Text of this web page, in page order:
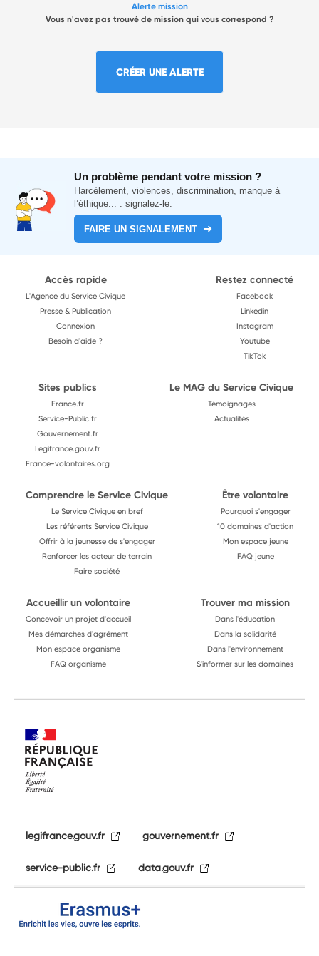
Alerte mission
Vous n'avez pas trouvé de mission qui vous correspond ?
CRÉER UNE ALERTE
Un problème pendant votre mission ?
Harcèlement, violences, discrimination, manque à
l’éthique... : signalez-le.
FAIRE UN SIGNALEMENT
Accès rapide
L'Agence du Service Civique
Presse & Publication
Connexion
Besoin d'aide ?
Restez connecté
Facebook
Linkedin
Instagram
Youtube
TikTok
Sites publics
France.fr
Service-Public.fr
Gouvernement.fr
Legifrance.gouv.fr
France-volontaires.org
Le MAG du Service Civique
Témoignages
Actualités
Comprendre le Service Civique
Le Service Civique en bref
Les référents Service Civique
Offrir à la jeunesse de s'engager
Renforcer les acteur de terrain
Faire société
Être volontaire
Pourquoi s'engager
10 domaines d'action
Mon espace jeune
FAQ jeune
Accueillir un volontaire
Concevoir un projet d'accueil
Mes démarches d'agrément
Mon espace organisme
FAQ organisme
Trouver ma mission
Dans l'éducation
Dans la solidarité
Dans l'environnement
S'informer sur les domaines
legifrance.gouv.fr gouvernement.fr
service-public.fr data.gouv.fr